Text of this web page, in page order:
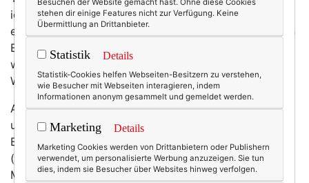
ich mich dann: Warum fällt mir regelmäßiger Sport
eigentlich so schwer (obwohl ich ja um seine positiven
Effekte weiß!) und wieso habe ich an Bewegung so
wenig Spaß (von Tanzen oder
Waldspaziergängen abgesehen)?
Als ich mich vor ein paar Tagen wieder auf das
ungeliebte Fitness-Gerät im Keller quälte, fiel mir ein
Beitrag ein, den ich zwar schon vor ein paar Jahren
(für ein anderes, zwischenzeitlich eingestelltes
Medium) geschrieben habe – aber an meiner
Besuchen der Website gemacht hast. Ohne diese Cookies
stehen dir einige Features nicht zur Verfügung. Keine
Übermittlung an Drittanbieter.
Statistik Details
Statistik-Cookies helfen Webseiten-Besitzern zu verstehen,
wie Besucher mit Webseiten interagieren, indem
Informationen anonym gesammelt und gemeldet werden.
Marketing Details
Marketing Cookies werden von Drittanbietern oder Publishern
verwendet, um personalisierte Werbung anzuzeigen. Sie tun
dies, indem sie Besucher über Websites hinweg verfolgen.